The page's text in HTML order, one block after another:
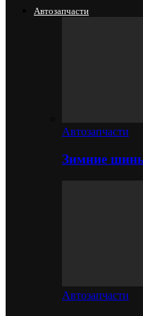
Автозапчасти
Автозапчасти
Зимние
Автозапчасти